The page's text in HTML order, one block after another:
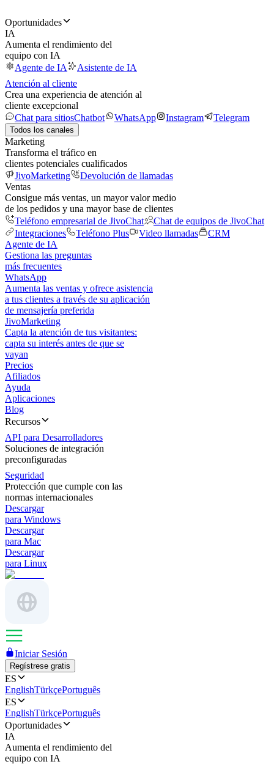
Oportunidades
IA
Aumenta el rendimiento del
equipo con IA
Agente de IA
Asistente de IA
Atención al cliente
Crea una experiencia de atención al
cliente excepcional
Chat para sitiosChatbot WhatsApp Instagram Telegram
Todos los canales
Marketing
Transforma el tráfico en
clientes potenciales cualificados
JivoMarketing
Devolución de llamadas
Ventas
Consigue más ventas, un mayor valor medio
de los pedidos y una mayor base de clientes
Teléfono empresarial de JivoChat
Chat de equipos de JivoChat
Integraciones
Teléfono Plus Video llamadas
CRM
Agente de IA
Gestiona las preguntas
más frecuentes
WhatsApp
Aumenta las ventas y ofrece asistencia
a tus clientes a través de su aplicación
de mensajería preferida
JivoMarketing
Capta la atención de tus visitantes:
capta su interés antes de que se
vayan
Precios
Afiliados
Ayuda
Aplicaciones
Blog
Recursos
API para Desarrolladores
Soluciones de integración
preconfiguradas
Seguridad
Protección que cumple con las
normas internacionales
Descargar
para Windows
Descargar
para Mac
Descargar
para Linux
Iniciar Sesión
Regístrese gratis
ES
EnglishTürkçePortuguês
ES
EnglishTürkçePortuguês
Oportunidades
IA
Aumenta el rendimiento del
equipo con IA